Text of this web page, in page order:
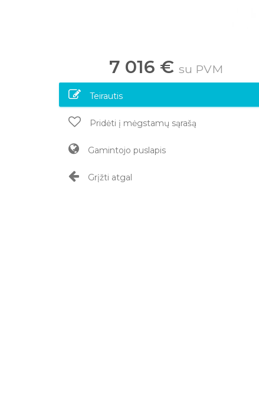
7 016 € su PVM
Teirautis
Pridėti į mėgstamų sąrašą
Gamintojo puslapis
Grįžti atgal